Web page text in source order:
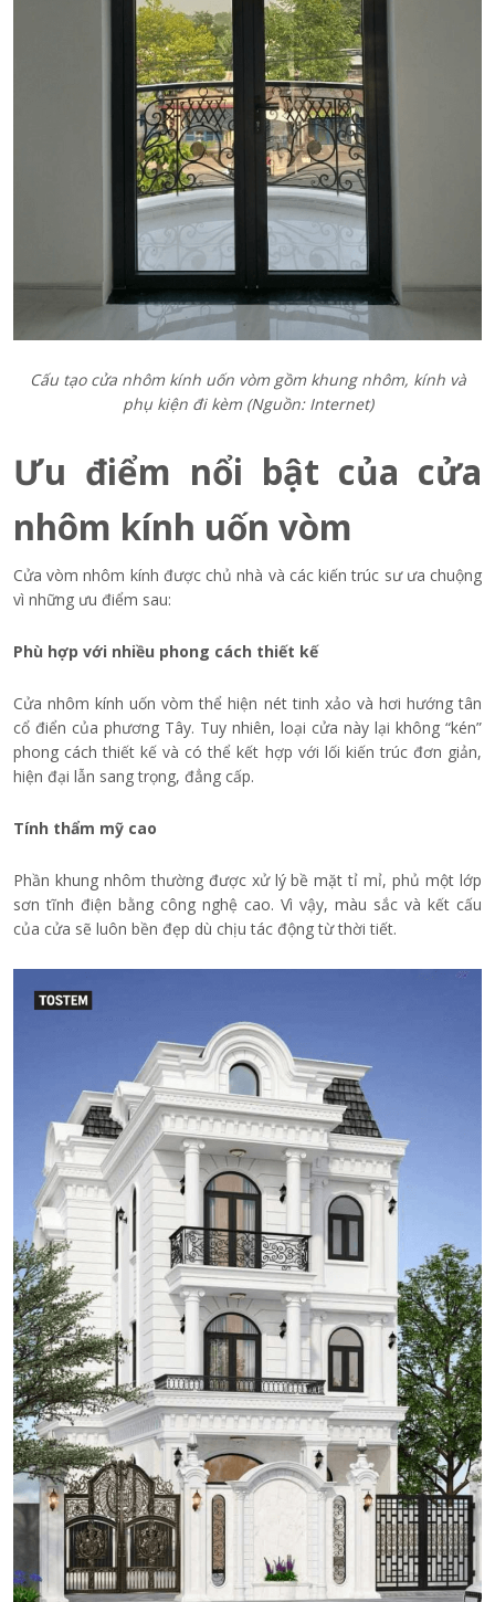
Cấu tạo cửa nhôm kính uốn vòm gồm khung nhôm, kính và
phụ kiện đi kèm (Nguồn: Internet)
Ưu điểm nổi bật của cửa
nhôm kính uốn vòm
Cửa vòm nhôm kính được chủ nhà và các kiến trúc sư ưa chuộng
vì những ưu điểm sau:
Phù hợp với nhiều phong cách thiết kế
Cửa nhôm kính uốn vòm thể hiện nét tinh xảo và hơi hướng tân
cổ điển của phương Tây. Tuy nhiên, loại cửa này lại không “kén”
phong cách thiết kế và có thể kết hợp với lối kiến trúc đơn giản,
hiện đại lẫn sang trọng, đẳng cấp.
Tính thẩm mỹ cao
Phần khung nhôm thường được xử lý bề mặt tỉ mỉ, phủ một lớp
sơn tĩnh điện bằng công nghệ cao. Vì vậy, màu sắc và kết cấu
của cửa sẽ luôn bền đẹp dù chịu tác động từ thời tiết.